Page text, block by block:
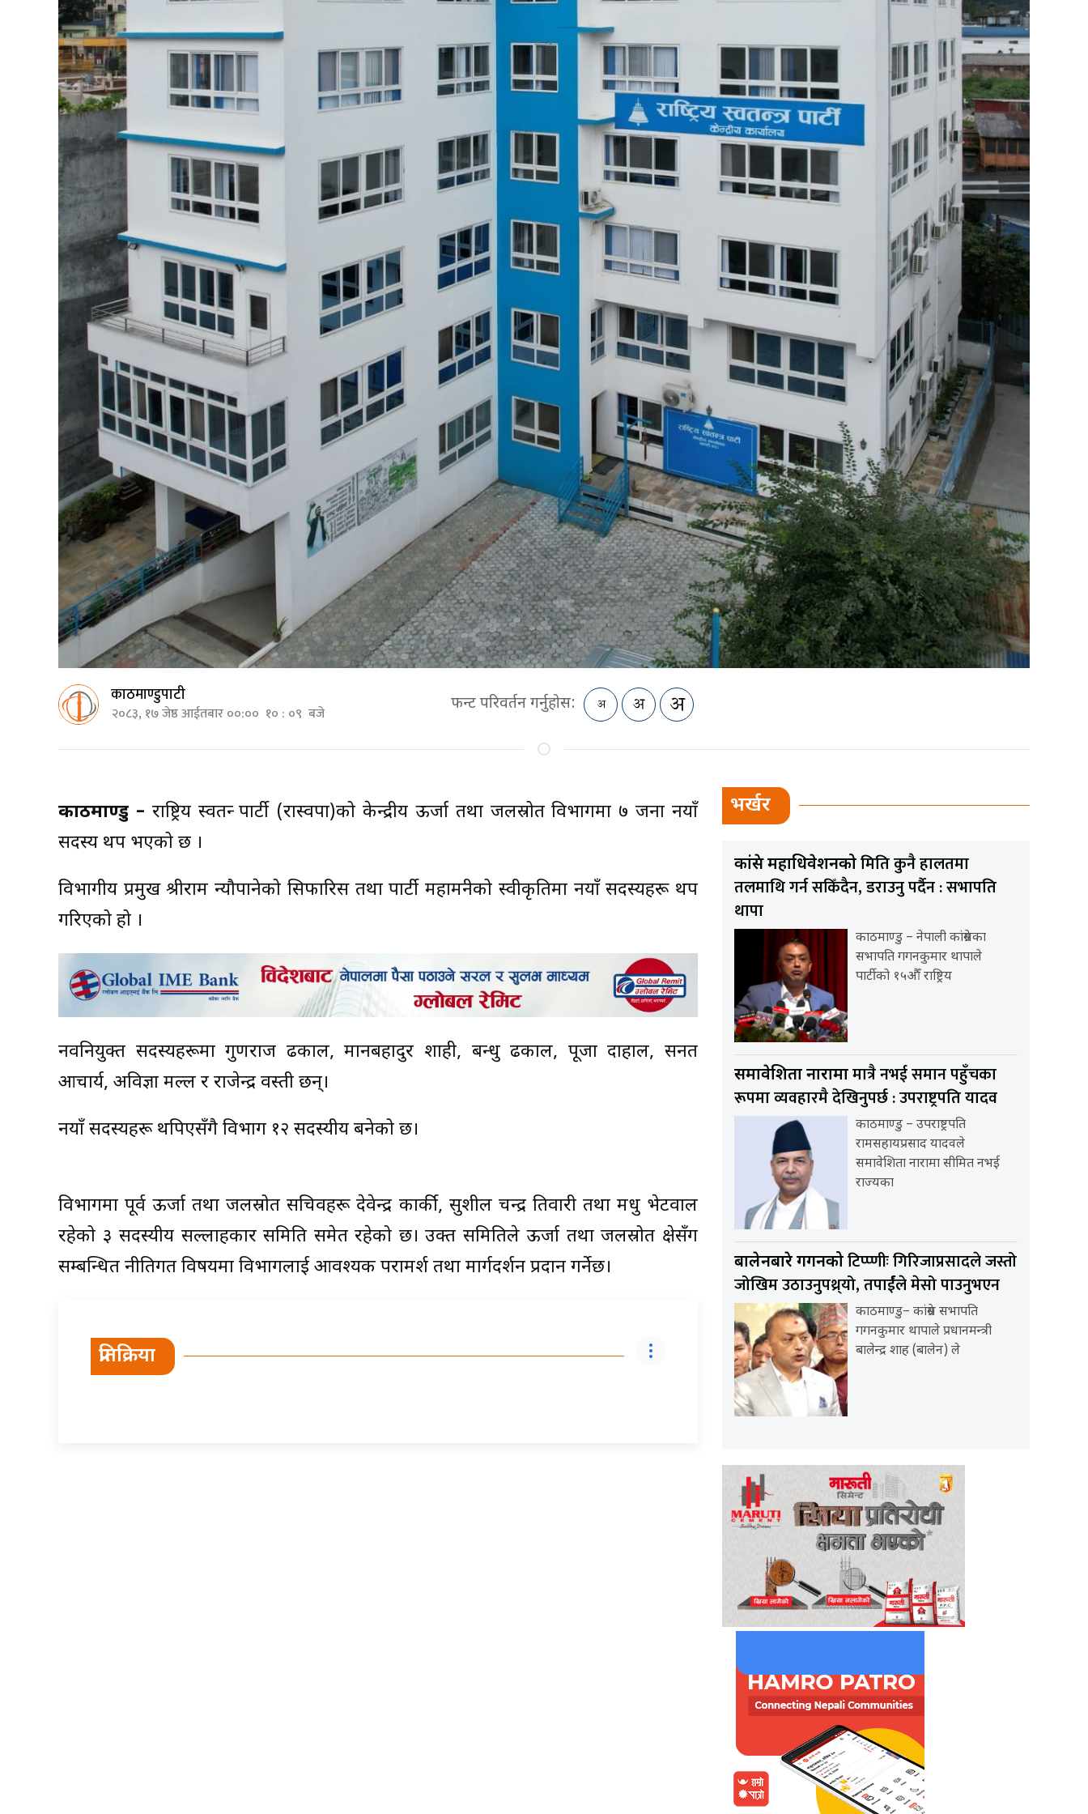
काठमाण्डुपाटी
२०८३, १७ जेष्ठ आईतबार ००:०० १० : ०९ बजे फन्ट परिवर्तन गर्नुहोस:
काठमाण्डु – राष्ट्रिय स्वतन्त्र पार्टी (रास्वपा)को केन्द्रीय ऊर्जा तथा जलस्रोत विभागमा ७ जना नयाँ
सदस्य थप भएको छ ।
विभागीय प्रमुख श्रीराम न्यौपानेको सिफारिस तथा पार्टी महामन्त्रीको स्वीकृतिमा नयाँ सदस्यहरू थप
गरिएको हो ।
नवनियुक्त सदस्यहरूमा गुणराज ढकाल, मानबहादुर शाही, बन्धु ढकाल, पूजा दाहाल, सनत
आचार्य, अविज्ञा मल्ल र राजेन्द्र वस्ती छन्।
नयाँ सदस्यहरू थपिएसँगै विभाग १२ सदस्यीय बनेको छ।
विभागमा पूर्व ऊर्जा तथा जलस्रोत सचिवहरू देवेन्द्र कार्की, सुशील चन्द्र तिवारी तथा मधु भेटवाल
रहेको ३ सदस्यीय सल्लाहकार समिति समेत रहेको छ। उक्त समितिले ऊर्जा तथा जलस्रोत क्षेत्रसँग
सम्बन्धित नीतिगत विषयमा विभागलाई आवश्यक परामर्श तथा मार्गदर्शन प्रदान गर्नेछ।
प्रतिक्रिया
भर्खर
कांग्रेस महाधिवेशनकोमिति कुनै हालतमा
तलमाथि गर्न सकिँदैन, डराउनु पर्दैन : सभापति
थापा
काठमाण्डु – नेपाली कांग्रेसका
सभापति गगनकुमार थापाले
पार्टीको १५औँ राष्ट्रिय
समावेशिता नारामामात्रै नभई समान पहुँचका
रूपमा व्यवहारमै देखिनुपर्छ : उपराष्ट्रपति यादव
काठमाण्डु – उपराष्ट्रपति
रामसहायप्रसाद यादवले
समावेशिता नारामा सीमित नभई
राज्यका
बालेनबारे गगनकोटिप्प्णीः गिरिजाप्रसादले जस्तो
जोखिम उठाउनुपथ्र्यो, तपार्ईंले मेसो पाउनुभएन
काठमाण्डु– कांग्रेस सभापति
गगनकुमार थापाले प्रधानमन्त्री
बालेन्द्र शाह (बालेन) ले